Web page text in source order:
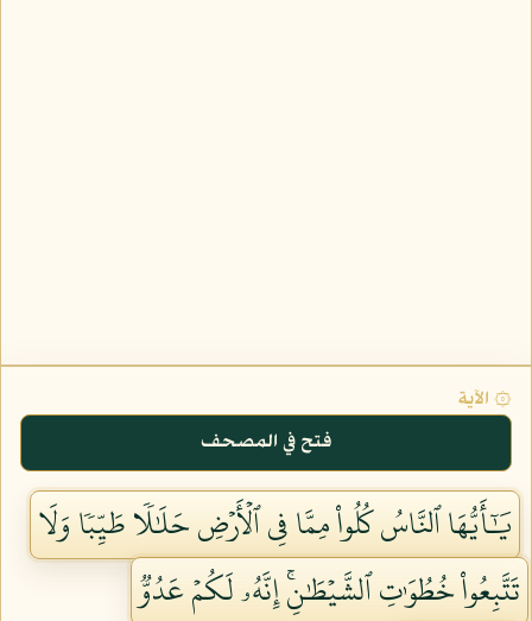
۞ الآية
فتح في المصحف
يَٰٓأَيُّهَا ٱلنَّاسُ كُلُواْ مِمَّا فِي ٱلۡأَرۡضِ حَلَٰلٗا طَيِّبٗا وَلَا
تَتَّبِعُواْ خُطُوَٰتِ ٱلشَّيۡطَٰنِۚ إِنَّهُۥ لَكُمۡ عَدُوّٞ